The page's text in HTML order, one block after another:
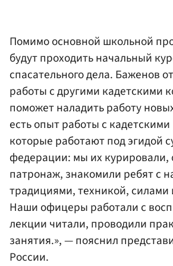
Помимо основной школьной
будут проходить начальный
спасательного дела. Баженов
работы с другими кадетскими
поможет наладить работу
есть опыт работы с
которые работают под эгидой
федерации: мы их курировали,
патронаж, знакомили ребят с
традициями, техникой, силами
Наши офицеры работали с
лекции читали, проводили
занятия.», — пояснил
России.